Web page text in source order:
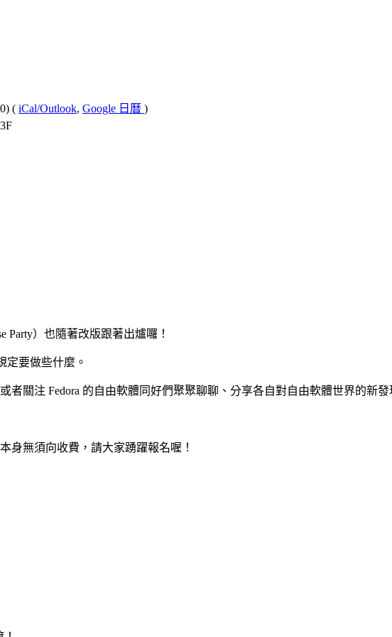
( iCal/Outlook, Google 日曆 )
Party）也隨著改版跟著出爐囉！
定要做些什麼。
者關注 Fedora 的自由軟體同好們聚聚聊聊、分享各自對自由軟體世界的新發
身無須向收費，請大家踴躍報名喔！